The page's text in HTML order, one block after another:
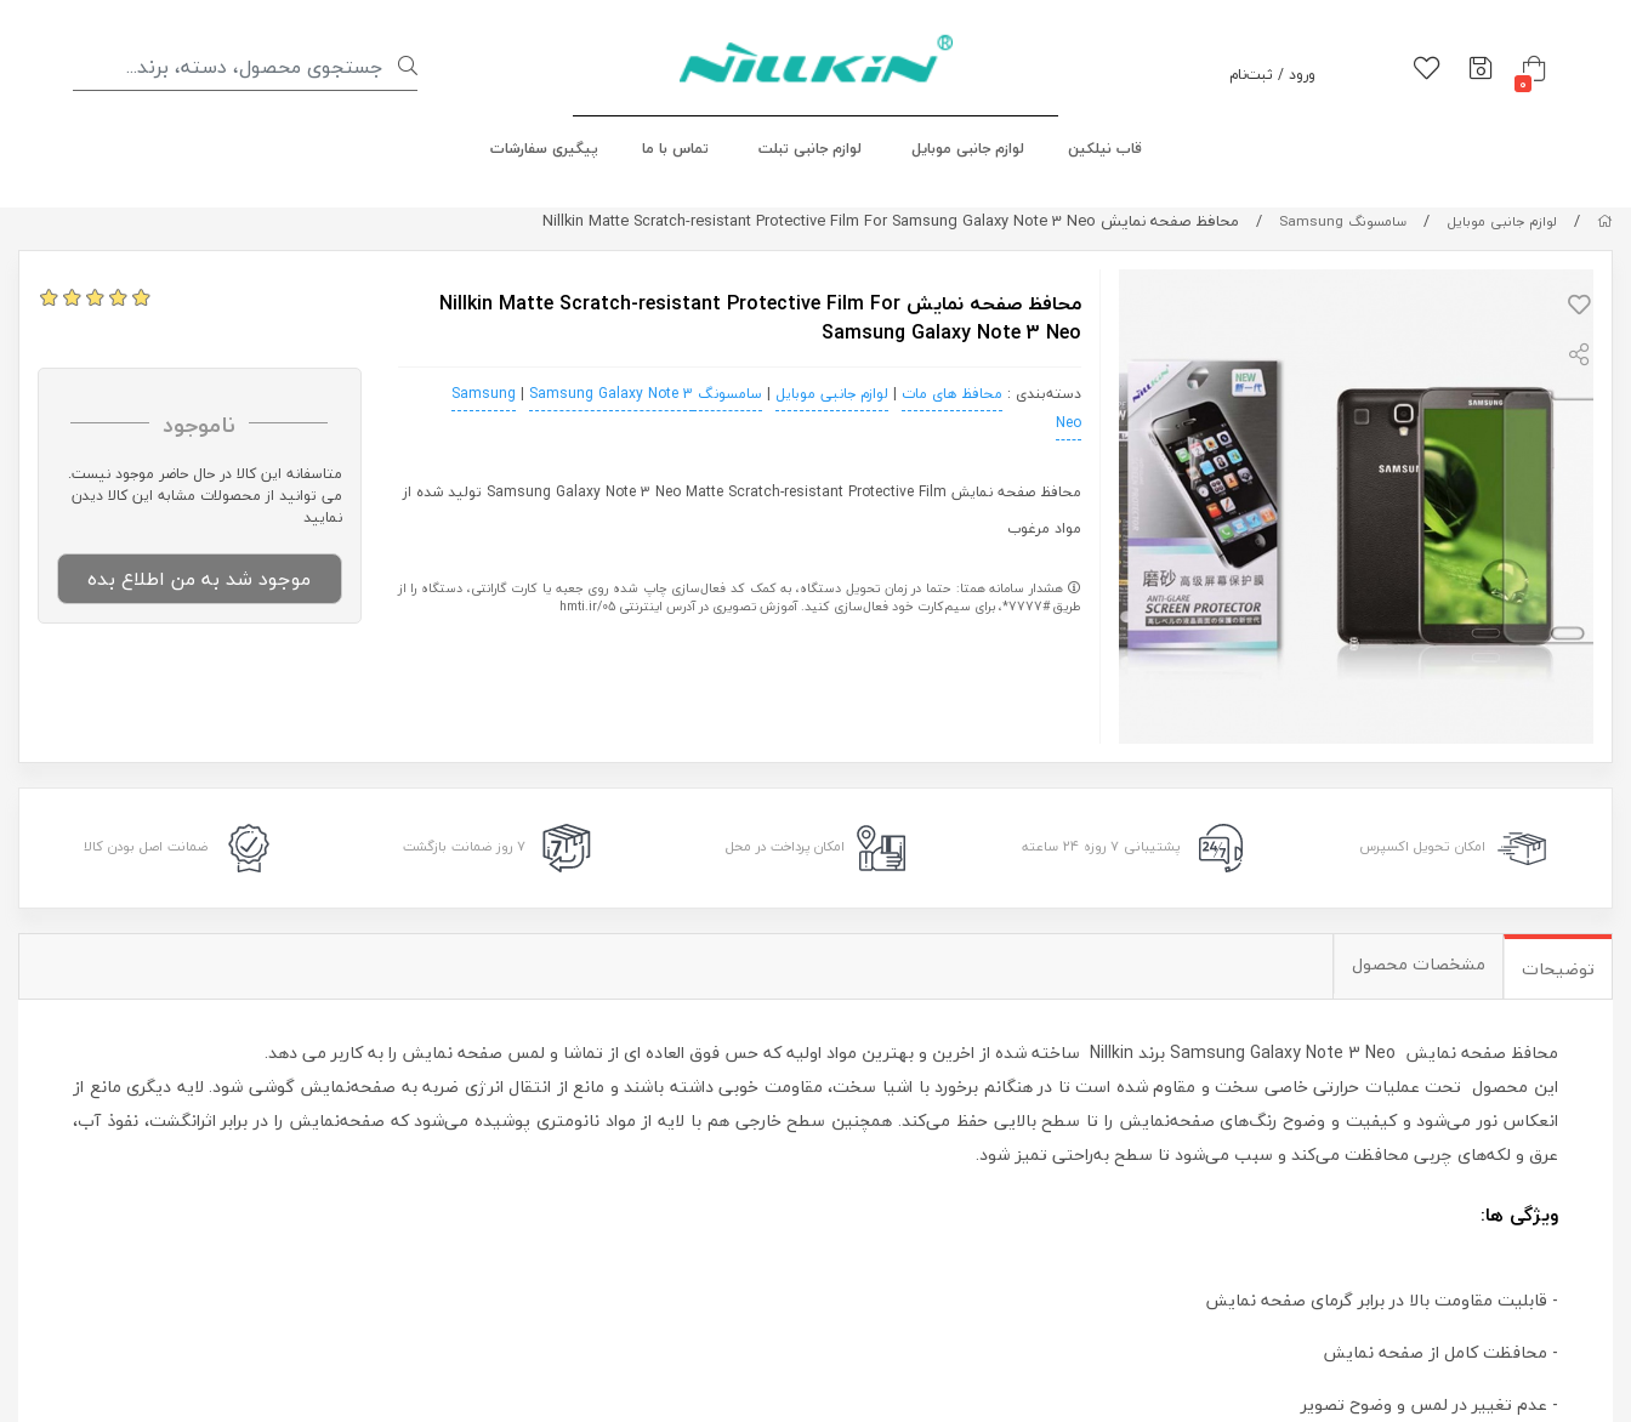
0 ورود / ثبت‌نام
قاب نیلکین لوازم جانبی موبایل لوازم جانبی تبلت تماس با ما پیگیری سفارشات
/ لوازم جانبی موبایل / سامسونگ Samsung / محافظ صفحه نمایش Nillkin Matte Scratch-resistant Protective Film For Samsung Galaxy Note 3 Neo
محافظ صفحه نمایش Nillkin Matte Scratch-resistant Protective Film For
Samsung Galaxy Note 3 Neo
دسته‌بندی : محافظ های مات | لوازم جانبی موبایل | سامسونگ Samsung | Samsung Galaxy Note 3
Neo
محافظ صفحه نمایش Samsung Galaxy Note 3 Neo Matte Scratch-resistant Protective Film تولید شده از
مواد مرغوب
هشدار سامانه همتا: حتما در زمان تحویل دستگاه، به کمک کد فعال‌سازی چاپ شده روی جعبه یا کارت گارانتی، دستگاه را از
طریق #7777*، برای سیم‌کارت خود فعال‌سازی کنید. آموزش تصویری در آدرس اینترنتی hmti.ir/05
ناموجود
متاسفانه این کالا در حال حاضر موجود نیست.
می توانید از محصولات مشابه این کالا دیدن
نمایید
موجود شد به من اطلاع بده
امکان تحویل اکسپرس پشتیبانی ۷ روزه ۲۴ ساعته امکان پرداخت در محل ۷ روز ضمانت بازگشت ضمانت اصل بودن کالا
توضیحات مشخصات محصول
محافظ صفحه نمایش Samsung Galaxy Note 3 Neo برند Nillkin ساخته شده از اخرین و بهترین مواد اولیه که حس فوق العاده ای از تماشا و لمس صفحه نمایش را به کاربر می دهد.
این محصول تحت عملیات حرارتی خاصی سخت و مقاوم شده است تا در هنگانم برخورد با اشیا سخت، مقاومت خوبی داشته باشند و مانع از انتقال انرژی ضربه به صفحه‌نمایش گوشی شود. لایه دیگری مانع از
انعکاس نور می‌شود و کیفیت و وضوح رنگ‌های صفحه‌نمایش را تا سطح بالایی حفظ می‌کند. همچنین سطح خارجی هم با لایه از مواد نانومتری پوشیده می‌شود که صفحه‌نمایش را در برابر اثرانگشت، نفوذ آب،
عرق و لکه‌های چربی محافظت می‌کند و سبب می‌شود تا سطح به‌راحتی تمیز شود.
ویژگی ها:
- قابلیت مقاومت بالا در برابر گرمای صفحه نمایش
- محافظت کامل از صفحه نمایش
- عدم تغییر در لمس و وضوح تصویر